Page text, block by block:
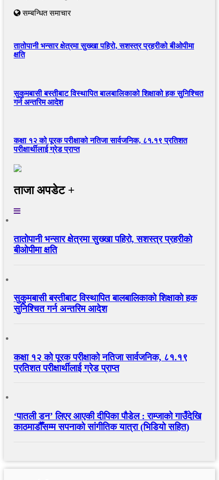
सम्बन्धित समाचार
तातोपानी भन्सार क्षेत्रमा सुख्खा पहिरो, सशस्त्र प्रहरीको बीओपीमा
क्षति
सुकुमबासी बस्तीबाट विस्थापित बालबालिकाको शिक्षाको हक सुनिश्चित
गर्न अन्तरिम आदेश
कक्षा १२ को पूरक परीक्षाको नतिजा सार्वजनिक, ८१.१९ प्रतिशत
परीक्षार्थीलाई ग्रेड प्राप्त
ताजा अपडेट +
तातोपानी भन्सार क्षेत्रमा सुख्खा पहिरो, सशस्त्र प्रहरीको
बीओपीमा क्षति
सुकुमबासी बस्तीबाट विस्थापित बालबालिकाको शिक्षाको हक
सुनिश्चित गर्न अन्तरिम आदेश
कक्षा १२ को पूरक परीक्षाको नतिजा सार्वजनिक, ८१.१९
प्रतिशत परीक्षार्थीलाई ग्रेड प्राप्त
‘पातली डन’ लिएर आएकी दीपिका पौडेल : राम्जाको गाउँदेखि
काठमाडौँसम्म सपनाको सांगीतिक यात्रा (भिडियो सहित)